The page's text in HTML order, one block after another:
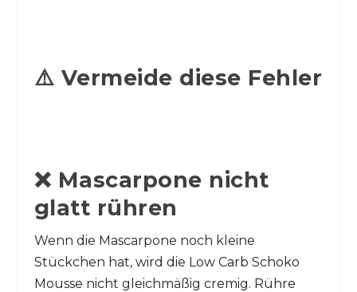
⚠️ Vermeide diese Fehler
❌ Mascarpone nicht
glatt rühren
Wenn die Mascarpone noch kleine
Stückchen hat, wird die Low Carb Schoko
Mousse nicht gleichmäßig cremig. Rühre